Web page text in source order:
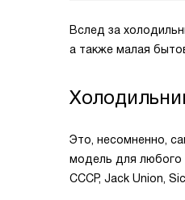
Вслед за
а также малая
Это, несомненно,
модель для любого
СССР, Jack Union,